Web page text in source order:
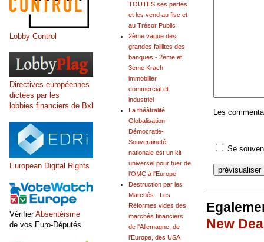
Les
Se
New
TOUTES ses pertes
et les vend au fisc et
au Trésor Public
2ème vague des
grandes faillites des
banques - 2ème et
3ème Krach
immobilier
commercial et
industriel
La théâtralité
Globalisation-
Démocratie-
Souveraineté
nationale est un kit
universel pour tuer de
l'OMC à l'Europe
Destruction par les
Marchés - Les
Réformes vides des
marchés financiers
de l'Allemagne, de
l'Europe, des USA
Lobby Control
Directives européennes
dictées par les
lobbies financiers de Bxl
European Digital Rights
VérifierAbsentéisme
de vos Euro-Députés